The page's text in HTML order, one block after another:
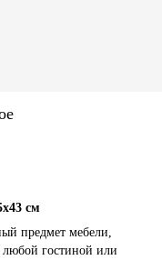
см
предмет мебели,
гостиной или